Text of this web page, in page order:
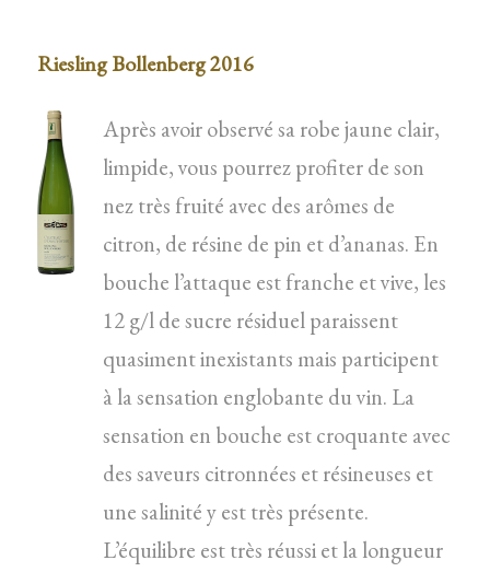
Riesling Bollenberg 2016
Après avoir observé sa robe jaune clair,
limpide, vous pourrez profiter de son
nez très fruité avec des arômes de
citron, de résine de pin et d’ananas. En
bouche l’attaque est franche et vive, les
12 g/l de sucre résiduel paraissent
quasiment inexistants mais participent
à la sensation englobante du vin. La
sensation en bouche est croquante avec
des saveurs citronnées et résineuses et
une salinité y est très présente.
L’équilibre est très réussi et la longueur